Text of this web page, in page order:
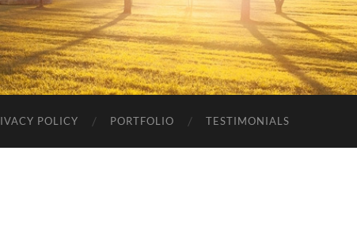
Harian
Kediri
POLICY PORTFOLIO TESTIMONIALS